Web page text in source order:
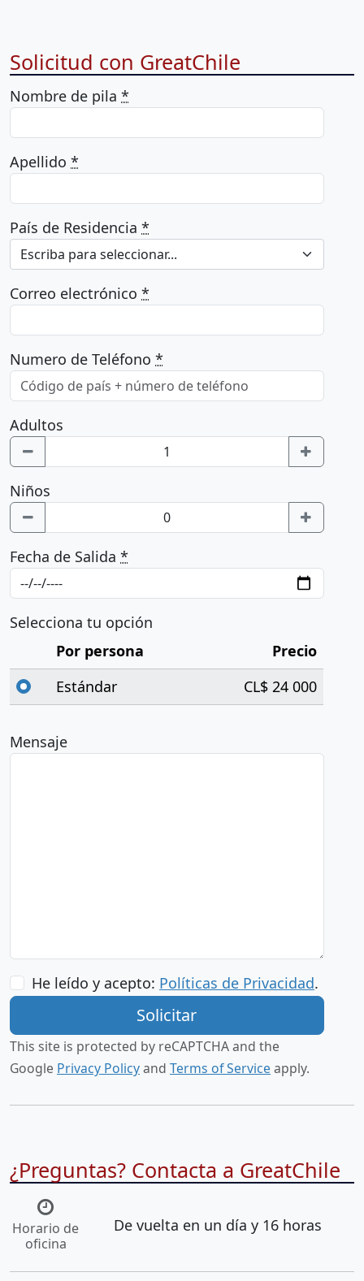
Solicitud con GreatChile
Nombre de pila *
Apellido *
País de Residencia *
Escriba para seleccionar...
Correo electrónico *
Numero de Teléfono *
Adultos
Niños
Fecha de Salida *
Selecciona tu opción
Por persona
Precio
Estándar
CL$ 24 000
Mensaje
He leído y acepto: Políticas de Privacidad.
This site is protected by reCAPTCHA and the
Google Privacy Policyand Terms of Service apply.
¿Preguntas? Contacta a GreatChile
Horario de
oficina
De vuelta en un día y 16 horas